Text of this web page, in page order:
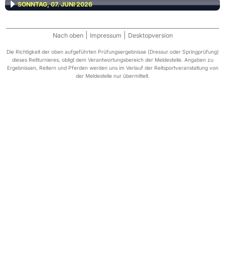
SONNTAG, 07. JUNI 2026
Nach oben Impressum Desktopversion
Die Richtigkeit der oben aufgeführten Prüfungsergebnisse (Dressur oder Springprüfung)
dieses Reitturnieres, obligt dem Verantwortungsbereich der Meldestelle. Angaben zu
Ergebnissen, Reitern und Pferden werden uns im Verlauf der Reitsportveranstaltung von
der Meldestelle nur übermittelt.